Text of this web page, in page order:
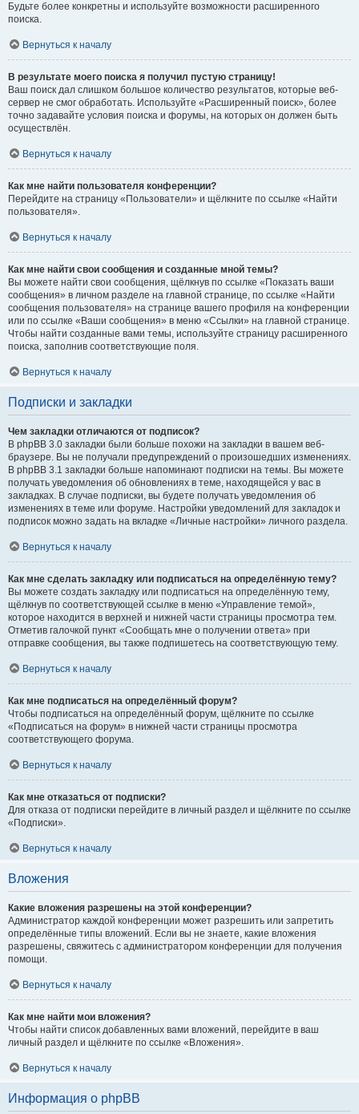
Будьте более конкретны и используйте возможности расширенного
поиска.
Вернуться к началу
В результате моего поиска я получил пустую страницу!
Ваш поиск дал слишком большое количество результатов, которые веб-
сервер не смог обработать. Используйте «Расширенный поиск», более
точно задавайте условия поиска и форумы, на которых он должен быть
осуществлён.
Вернуться к началу
Как мне найти пользователя конференции?
Перейдите на страницу «Пользователи» и щёлкните по ссылке «Найти
пользователя».
Вернуться к началу
Как мне найти свои сообщения и созданные мной темы?
Вы можете найти свои сообщения, щёлкнув по ссылке «Показать ваши
сообщения» в личном разделе на главной странице, по ссылке «Найти
сообщения пользователя» на странице вашего профиля на конференции
или по ссылке «Ваши сообщения» в меню «Ссылки» на главной странице.
Чтобы найти созданные вами темы, используйте страницу расширенного
поиска, заполнив соответствующие поля.
Вернуться к началу
Подписки и закладки
Чем закладки отличаются от подписок?
В phpBB 3.0 закладки были больше похожи на закладки в вашем веб-
браузере. Вы не получали предупреждений о произошедших изменениях.
В phpBB 3.1 закладки больше напоминают подписки на темы. Вы можете
получать уведомления об обновлениях в теме, находящейся у вас в
закладках. В случае подписки, вы будете получать уведомления об
изменениях в теме или форуме. Настройки уведомлений для закладок и
подписок можно задать на вкладке «Личные настройки» личного раздела.
Вернуться к началу
Как мне сделать закладку или подписаться на определённую тему?
Вы можете создать закладку или подписаться на определённую тему,
щёлкнув по соответствующей ссылке в меню «Управление темой»,
которое находится в верхней и нижней части страницы просмотра тем.
Отметив галочкой пункт «Сообщать мне о получении ответа» при
отправке сообщения, вы также подпишетесь на соответствующую тему.
Вернуться к началу
Как мне подписаться на определённый форум?
Чтобы подписаться на определённый форум, щёлкните по ссылке
«Подписаться на форум» в нижней части страницы просмотра
соответствующего форума.
Вернуться к началу
Как мне отказаться от подписки?
Для отказа от подписки перейдите в личный раздел и щёлкните по ссылке
«Подписки».
Вернуться к началу
Вложения
Какие вложения разрешены на этой конференции?
Администратор каждой конференции может разрешить или запретить
определённые типы вложений. Если вы не знаете, какие вложения
разрешены, свяжитесь с администратором конференции для получения
помощи.
Вернуться к началу
Как мне найти мои вложения?
Чтобы найти список добавленных вами вложений, перейдите в ваш
личный раздел и щёлкните по ссылке «Вложения».
Вернуться к началу
Информация о phpBB